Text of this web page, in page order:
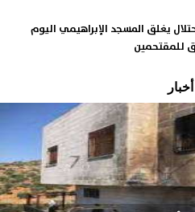
يغلق المسجد الإبراهيمي اليوم
للمقتحمين
أخبار